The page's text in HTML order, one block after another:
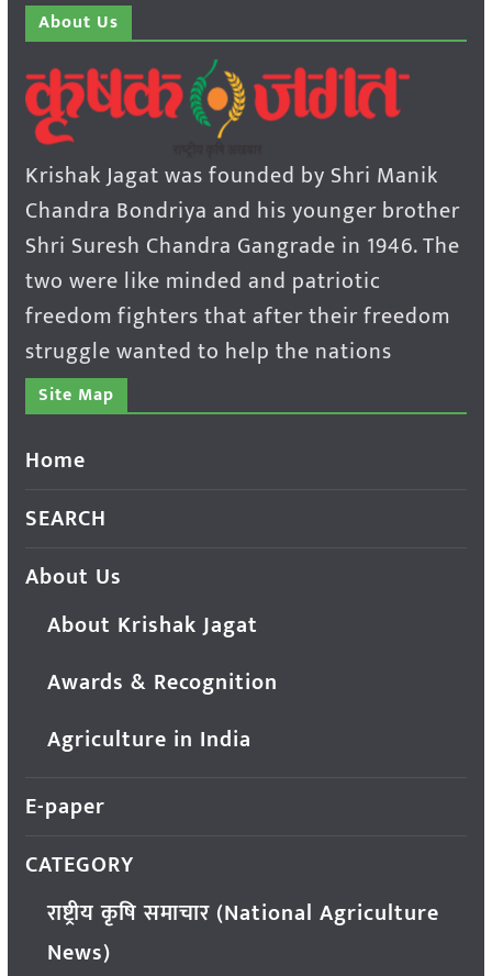
About Us
Krishak Jagat was founded by Shri Manik
Chandra Bondriya and his younger brother
Shri Suresh Chandra Gangrade in 1946. The
two were like minded and patriotic
freedom fighters that after their freedom
struggle wanted to help the nations
Site Map
Home
SEARCH
About Us
About Krishak Jagat
Awards & Recognition
Agriculture in India
E-paper
CATEGORY
राष्ट्रीय कृषि समाचार (National Agriculture
News)